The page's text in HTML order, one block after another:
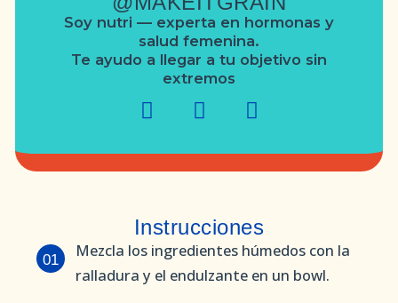
Soy nutri — experta en hormonas y
salud femenina.
Te ayudo a llegar a tu objetivo sin
extremos
Instrucciones
01
Mezcla los ingredientes húmedos con la
ralladura y el endulzante en un bowl.